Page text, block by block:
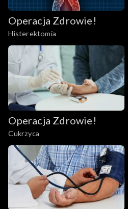
Operacja Zdrowie!
Histerektomia
Operacja Zdrowie!
Cukrzyca